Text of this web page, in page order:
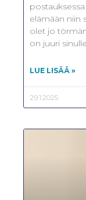
elämään niin
olet jo
on juuri
LUE LISÄÄ »
29.1.2025